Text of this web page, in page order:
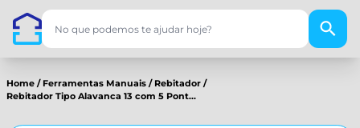
Home / Ferramentas Manuais / Rebitador /
Rebitador Tipo Alavanca 13 com 5 Pont...